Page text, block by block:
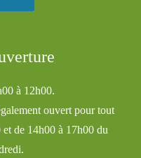
à 12h00.
ouvert pour tout
de 14h00 à 17h00 du